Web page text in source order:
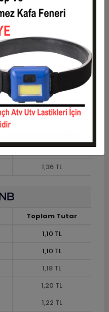
1,18 TL
1,24 TL
1,27 TL
1,29 TL
1,31 TL
1,34 TL
1,36 TL
Toplam Tutar
1,10 TL
1,10 TL
1,18 TL
1,20 TL
1,22 TL